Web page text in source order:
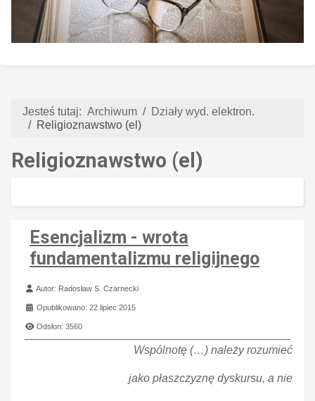
Jesteś tutaj: Archiwum
Działy wyd. elektron.
Religioznawstwo (el)
Religioznawstwo (el)
Esencjalizm - wrota
fundamentalizmu religijnego
Szczegóły
Autor: Radosław S. Czarnecki
Opublikowano: 22 lipiec 2015
Odsłon: 3560
Wspólnotę (…) należy rozumieć
jako płaszczyznę dyskursu, a nie